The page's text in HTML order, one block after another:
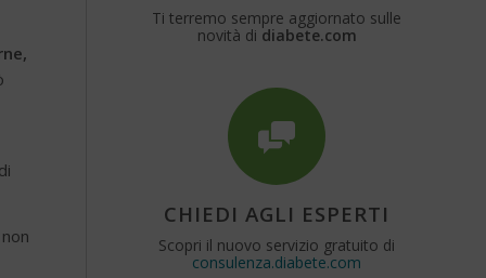
Ti terremo sempre aggiornato sulle
novità di diabete.com
CHIEDI AGLI ESPERTI
Scopri il nuovo servizio gratuito di
consulenza.diabete.com